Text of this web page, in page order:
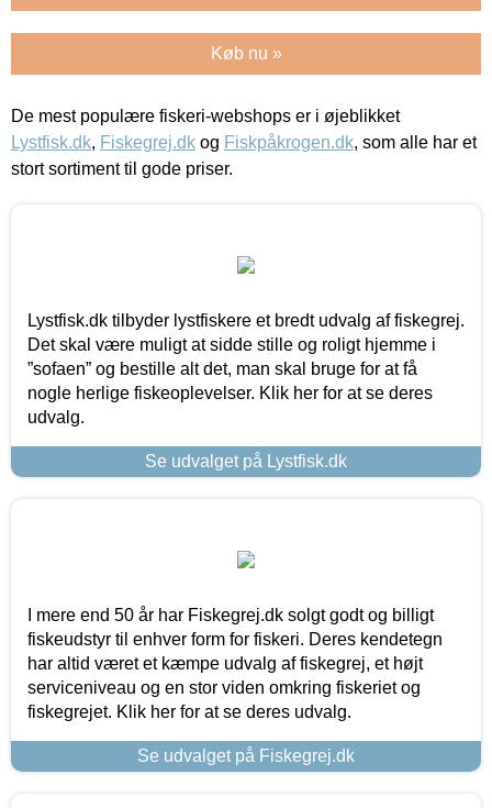
Køb nu »
De mest populære fiskeri-webshops er i øjeblikket
Lystfisk.dk, Fiskegrej.dk og Fiskpåkrogen.dk, som alle har et
stort sortiment til gode priser.
Lystfisk.dk tilbyder lystfiskere et bredt udvalg af fiskegrej.
Det skal være muligt at sidde stille og roligt hjemme i
”sofaen” og bestille alt det, man skal bruge for at få
nogle herlige fiskeoplevelser. Klik her for at se deres
udvalg.
Se udvalget på Lystfisk.dk
I mere end 50 år har Fiskegrej.dk solgt godt og billigt
fiskeudstyr til enhver form for fiskeri. Deres kendetegn
har altid været et kæmpe udvalg af fiskegrej, et højt
serviceniveau og en stor viden omkring fiskeriet og
fiskegrejet. Klik her for at se deres udvalg.
Se udvalget på Fiskegrej.dk